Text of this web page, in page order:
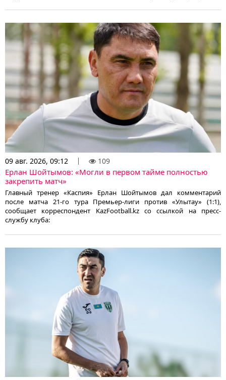
09 авг. 2026, 09:12 109
Ерлан Шойтымов: «Могли в первом тайме полностью
закрепить матч»
Главный тренер «Каспия» Ерлан Шойтымов дал комментарий
после матча 21-го тура Премьер-лиги против «Улытау» (1:1),
сообщает корреспондент KazFootball.kz со ссылкой на пресс-
службу клуба: